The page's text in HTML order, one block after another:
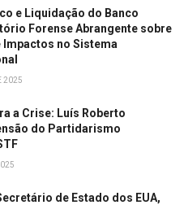
e Liquidação do Banco
Forense Abrangente sobre
Impactos no Sistema
2025
a Crise: Luís Roberto
do Partidarismo
de Estado dos EUA,